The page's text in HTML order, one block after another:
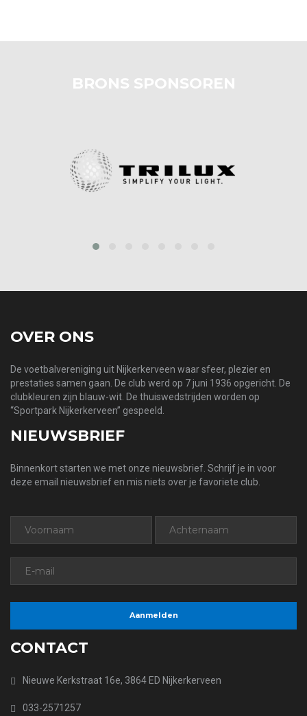
BRONS SPONSOREN
OVER ONS
De voetbalvereniging uit Nijkerkerveen waar sfeer, plezier en
prestaties samen gaan. De club werd op 7 juni 1936 opgericht. De
clubkleuren zijn blauw-wit. De thuiswedstrijden worden op
“Sportpark Nijkerkerveen” gespeeld.
NIEUWSBRIEF
Binnenkort starten we met onze nieuwsbrief. Schrijf je in voor
deze email nieuwsbrief en mis niets over je favoriete club.
CONTACT
Nieuwe Kerkstraat 16e, 3864 ED Nijkerkerveen
033-2571257